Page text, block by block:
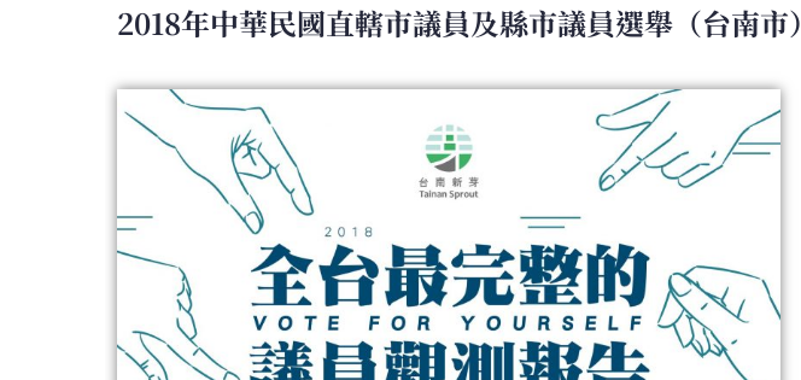
2018年中華民國直轄市議員及縣市議員選舉（台南市）